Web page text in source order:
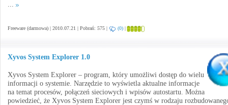
...
Freeware (darmowa) | 2010.07.21 | Pobrań: 575 | (0) |
Xyvos System Explorer 1.0
Xyvos System Explorer – program, który umożliwi dostęp do wielu
informacji o systemie. Narzędzie to wyświetla aktualne informacje
na temat procesów, połączeń sieciowych i wpisów autostartu. Można
powiedzieć, że Xyvos System Explorer jest czymś w rodzaju